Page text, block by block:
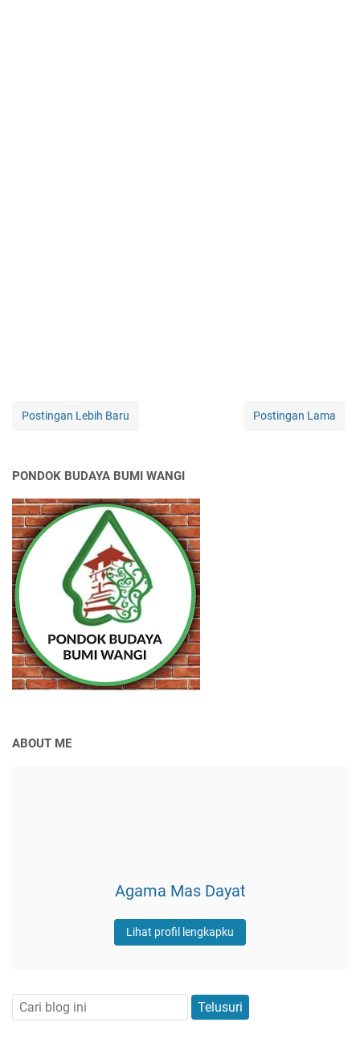
Postingan Lebih Baru Postingan Lama
PONDOK BUDAYA BUMI WANGI
ABOUT ME
Agama Mas Dayat
Lihat profil lengkapku